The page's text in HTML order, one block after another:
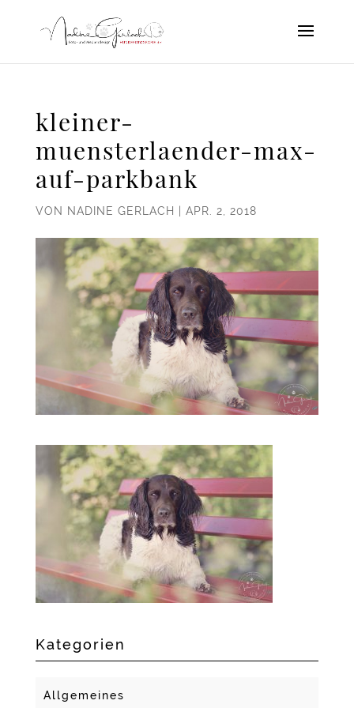
kleiner-
muensterlaender-max-
auf-parkbank
VON NADINE GERLACH APR. 2, 2018
Kategorien
Allgemeines